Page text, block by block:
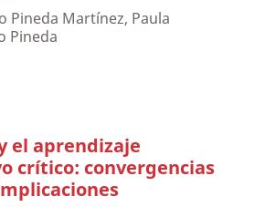
Pineda Martínez, Paula
Pineda
el aprendizaje
crítico: convergencias